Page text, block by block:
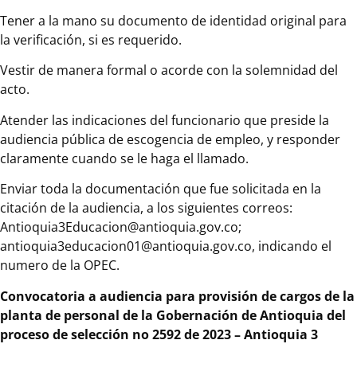
Tener a la mano su documento de identidad original para
la verificación, si es requerido.
Vestir de manera formal o acorde con la solemnidad del
acto.
Atender las indicaciones del funcionario que preside la
audiencia pública de escogencia de empleo, y responder
claramente cuando se le haga el llamado.
Enviar toda la documentación que fue solicitada en la
citación de la audiencia, a los siguientes correos:
Antioquia3Educacion@antioquia.gov.co;
antioquia3educacion01@antioquia.gov.co, indicando el
numero de la OPEC.
Convocatoria a audiencia para provisión de cargos de la
planta de personal de la Gobernación de Antioquia del
proceso de selección no 2592 de 2023 – Antioquia 3